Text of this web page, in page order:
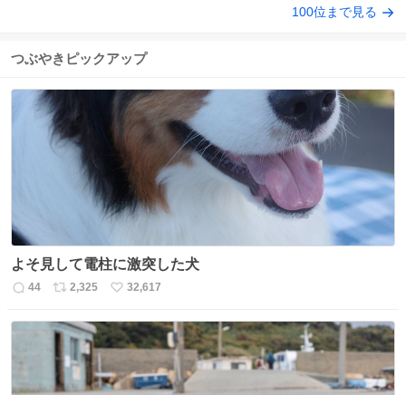
100位まで見る
つぶやきピックアップ
よそ見して電柱に激突した犬
返
数
44
リ
ス
ト
数
2,325
い
ね
数
32,617